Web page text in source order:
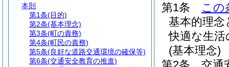
第1条
この
基本的理
快適な生
(基本理念)
本則
第1条(目的)
第2条(基本理念)
第3条(町の責務)
第4条(町民の責務)
第5条(良好な道路交通環境の確保等)
第6条(交通安全教育の推進)